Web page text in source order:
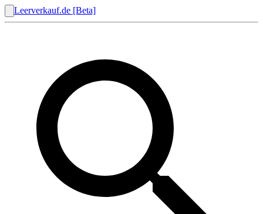
Leerverkauf.de [Beta]